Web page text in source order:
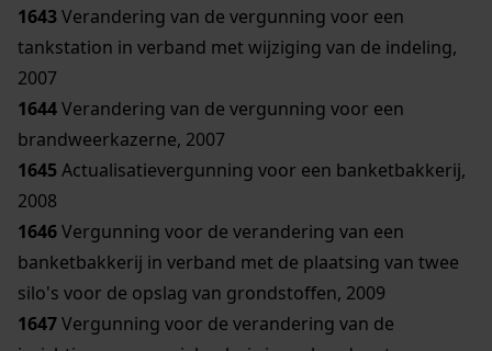
1643Verandering van de vergunning voor een
tankstation in verband met wijziging van de indeling,
2007
1644Verandering van de vergunning voor een
brandweerkazerne, 2007
1645Actualisatievergunning voor een banketbakkerij,
2008
1646Vergunning voor de verandering van een
banketbakkerij in verband met de plaatsing van twee
silo's voor de opslag van grondstoffen, 2009
1647Vergunning voor de verandering van de